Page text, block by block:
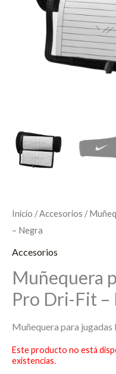
Inicio /Accesorios /
– Negra
Accesorios
Muñequera
Pro Dri-Fit –
Muñequera para
Este producto no está
existencias.